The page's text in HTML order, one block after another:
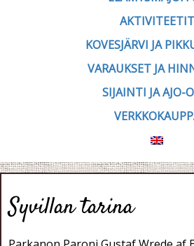
AKTIVITEETIT
KOVESJÄRVI JA
VARAUKSET JA
SIJAINTI JA AJO-
Syvillan tarina